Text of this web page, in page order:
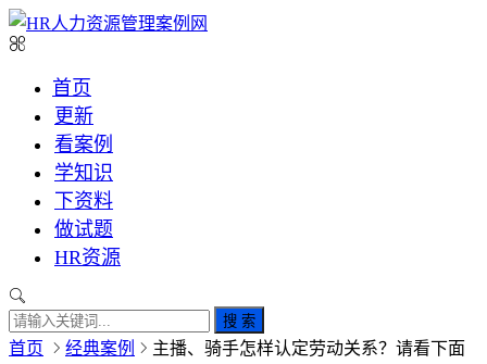
首页
更新
看案例
学知识
下资料
做试题
HR资源
搜 索
首页 经典案例
主播、骑手怎样认定劳动关系？请看下面